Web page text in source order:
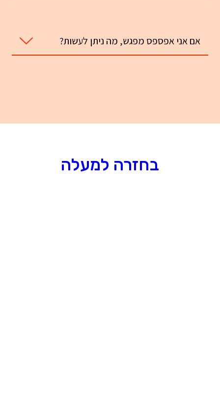
אם אני אפספס מפגש, מה ניתן לעשות?
בחזרה למעלה